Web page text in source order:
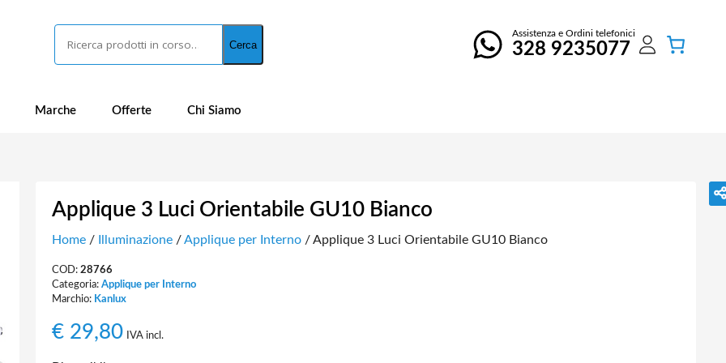
Cerca
Assistenza e Ordini telefonici
328 9235077
Marche Offerte Chi Siamo
Applique 3 Luci Orientabile GU10 Bianco
Home/ Illuminazione/Applique per Interno/ Applique 3 Luci Orientabile GU10 Bianco
COD: 28766
Categoria: Applique per Interno
Marchio: Kanlux
€29,80 IVA incl.